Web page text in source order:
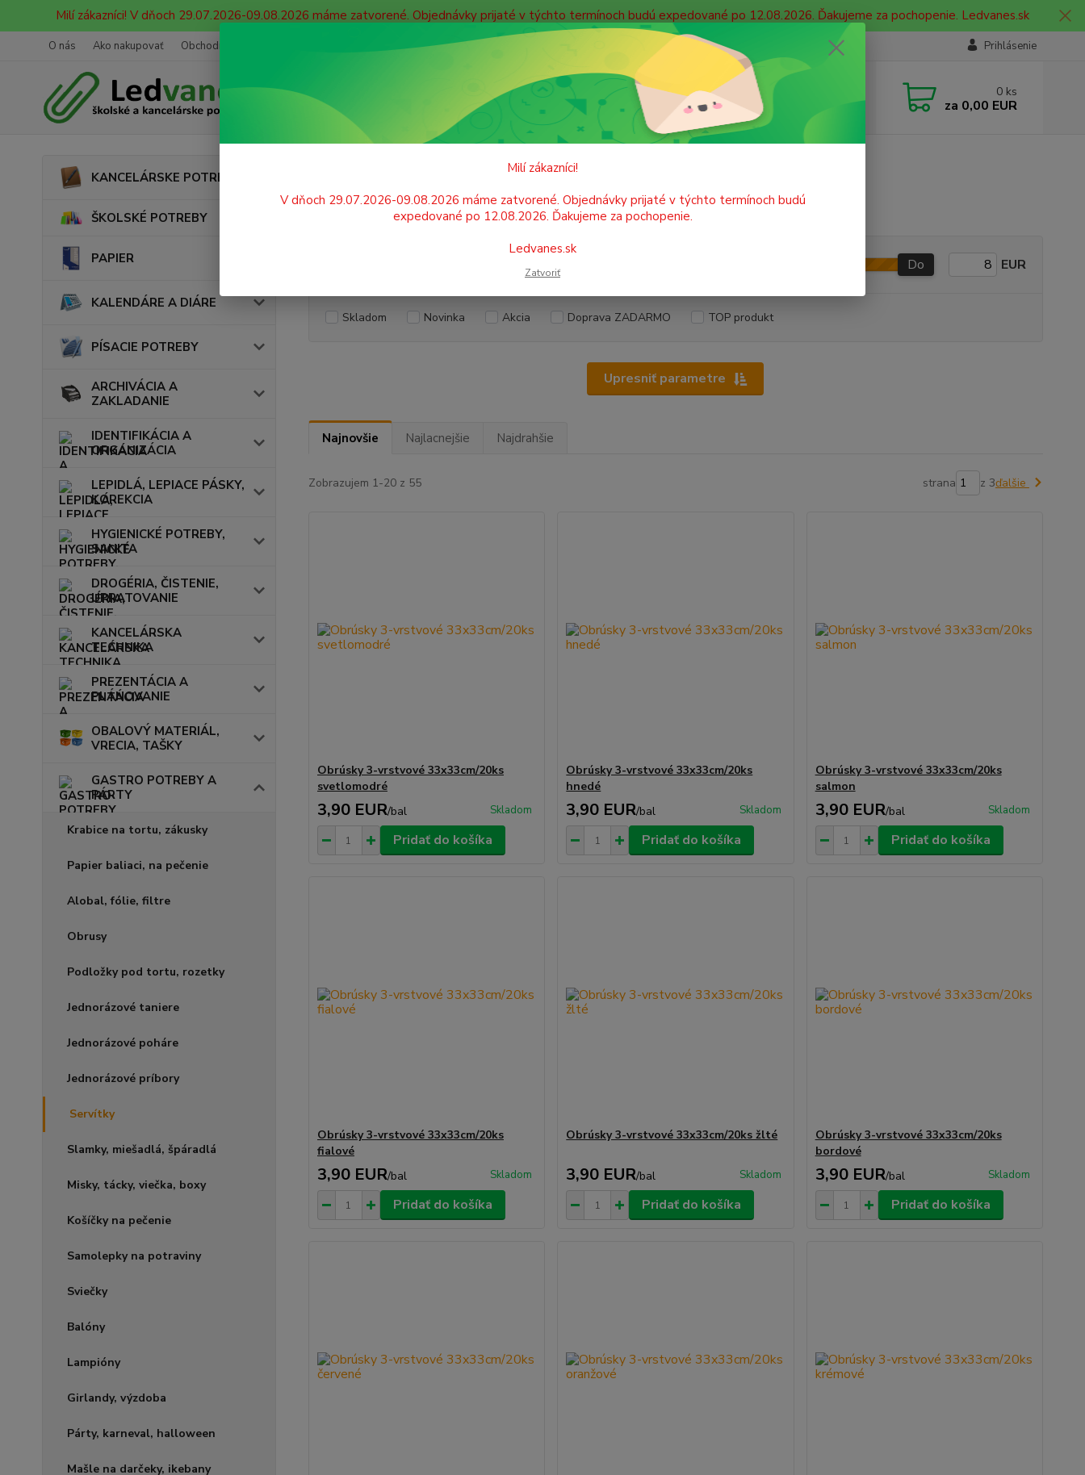
Milí zákazníci! V dňoch 29.07.2026-09.08.2026 máme zatvorené. Objednávky prijaté v týchto termínoch budú expedované po 12.08.2026. Ďakujeme za pochopenie. Ledvanes.sk
O nás Ako nakupovať Obchodné podmienky Ochrana osobných údajov Doprava Prihlásenie
Hľadať
Neviete si rady? Zavolajte.
+421 908 755 958
Po. - Pia. od 9:00 hod. - 16:00 hod.
0 ks
za 0,00 EUR
KANCELÁRSKE POTREBY
ŠKOLSKÉ POTREBY
PAPIER
KALENDÁRE A DIÁRE
PÍSACIE POTREBY
ARCHIVÁCIA A
ZAKLADANIE
IDENTIFIKÁCIA A
ORGANIZÁCIA
LEPIDLÁ, LEPIACE PÁSKY,
KOREKCIA
HYGIENICKÉ POTREBY,
SANITA
DROGÉRIA, ČISTENIE,
UPRATOVANIE
KANCELÁRSKA
TECHNIKA
PREZENTÁCIA A
PLÁNOVANIE
OBALOVÝ MATERIÁL,
VRECIA, TAŠKY
GASTRO POTREBY A
PÁRTY
Krabice na tortu, zákusky
Papier baliaci, na pečenie
Alobal, fólie, filtre
Obrusy
Podložky pod tortu, rozetky
Jednorázové taniere
Jednorázové poháre
Jednorázové príbory
Servítky
Slamky, miešadlá, špáradlá
Misky, tácky, viečka, boxy
Košíčky na pečenie
Samolepky na potraviny
Sviečky
Balóny
Lampióny
Girlandy, výzdoba
Párty, karneval, halloween
Mašle na darčeky, ikebany
Servítky
Servítky
Upresniť parametre
Do EUR
Skladom Novinka Akcia Doprava ZADARMO TOP produkt
Najnovšie Najlacnejšie Najdrahšie
Zobrazujem 1-20 z 55 strana z 3ďalšie
Obrúsky 3-vrstvové 33x33cm/20ks
svetlomodré
3,90 EUR/bal Skladom
Pridať do košíka
Obrúsky 3-vrstvové 33x33cm/20ks
hnedé
3,90 EUR/bal Skladom
Pridať do košíka
Obrúsky 3-vrstvové 33x33cm/20ks
salmon
3,90 EUR/bal Skladom
Pridať do košíka
Obrúsky 3-vrstvové 33x33cm/20ks
fialové
3,90 EUR/bal Skladom
Pridať do košíka
Obrúsky 3-vrstvové 33x33cm/20ks žlté
3,90 EUR/bal Skladom
Pridať do košíka
Obrúsky 3-vrstvové 33x33cm/20ks
bordové
3,90 EUR/bal Skladom
Pridať do košíka
Milí zákazníci!
V dňoch 29.07.2026-09.08.2026 máme zatvorené. Objednávky prijaté v týchto termínoch budú
expedované po 12.08.2026. Ďakujeme za pochopenie.
Ledvanes.sk
Zatvoriť